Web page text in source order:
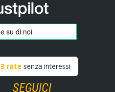
3 rate senza interessi
SEGUICI